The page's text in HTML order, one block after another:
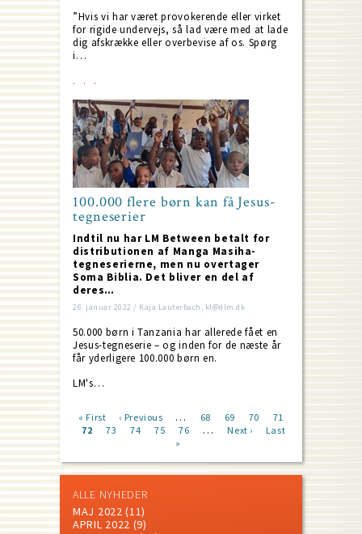
”Hvis vi har været provokerende eller virket
for rigide undervejs, så lad være med at lade
dig afskrække eller overbevise af os. Spørg
i…
100.000 flere børn kan få Jesus-
tegneserier
Indtil nu har LM Between betalt for
distributionen af Manga Masiha-
tegneserierne, men nu overtager
Soma Biblia. Det bliver en del af
deres…
26. januar 2022 / Kaja Lauterbach, kl@dlm.dk
50.000 børn i Tanzania har allerede fået en
Jesus-tegneserie – og inden for de næste år
får yderligere 100.000 børn en.
LM's…
Pagination
First
page
« First
Previous
page
‹ Previous … Page
68 Page
69 Page
70 Page
71
Current
72 Page
73 Page
74 Page
75 Page
76 …
Next
Next ›
Last
Last
»
ALLE NYHEDER
MAJ 2022 (11)
APRIL 2022 (9)